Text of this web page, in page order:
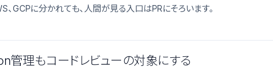
、GCPに分かれても、人間が見る入口はPRにそろいます。
管理もコードレビューの対象にする